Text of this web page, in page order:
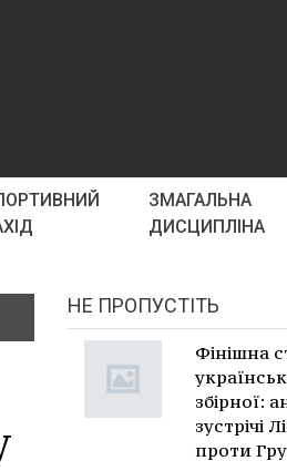
ЗМАГАЛЬНА
ДИСЦИПЛІНА
НЕ ПРОПУСТІТЬ
Фінішна
збірної:
зустрічі
проти